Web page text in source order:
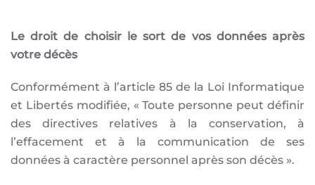
Le droit de choisir le sort de vos données après
votre décès
Conformément à l’article 85 de la Loi Informatique
et Libertés modifiée, « Toute personne peut définir
des directives relatives à la conservation, à
l’effacement et à la communication de ses
données à caractère personnel après son décès ».